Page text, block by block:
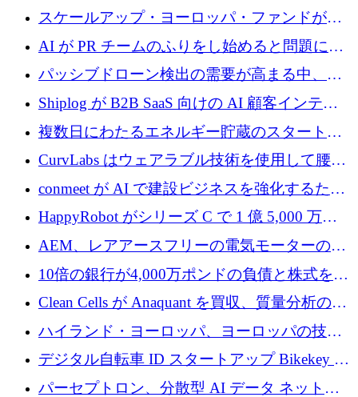
タートアップをシリーズAからBまで支援する
ために2億5,000万ドルのファンドIVを閉鎖
スケールアップ・ヨーロッパ・ファンドが初
の投資を行い、Iceeyeの10億ユーロのラウンド
を共同主導
AI が PR チームのふりをし始めると問題にな
ります
パッシブドローン検出の需要が高まる中、
Monava が資金調達ラウンドを終了
Shiplog が B2B SaaS 向けの AI 顧客インテリ
ジェンスを構築するために 100 万ドルを調達
複数日にわたるエネルギー貯蔵のスタートア
ップ、Ore Energy が新たな投資ラウンドで
4,300 万ドルを獲得
CurvLabs はウェアラブル技術を使用して腰痛
治療をどのように再考しているか
conmeet が AI で建設ビジネスを強化するため
に 600 万ユーロを調達
HappyRobot がシリーズ C で 1 億 5,000 万ド
ルを獲得し、企業運営向けにエージェント AI
を拡張
AEM、レアアースフリーの電気モーターの革
新を加速するために1,600万ポンドを確保
10倍の銀行が4,000万ポンドの負債と株式を調
達
Clean Cells が Anaquant を買収、質量分析の専
門知識によるバイオ医薬品の品質管理を拡大
ハイランド・ヨーロッパ、ヨーロッパの技術
規模拡大を支援するために11億ユーロのファ
ンドVIを閉鎖
デジタル自転車 ID スタートアップ Bikekey が
TÖNNJES への投資を確保
パーセプトロン、分散型 AI データ ネットワ